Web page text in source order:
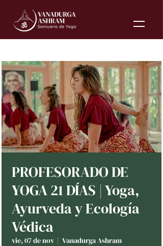
PROFESORADO DE
YOGA 21 DÍAS | Yoga,
Ayurveda y Ecología
Védica
vie, 07 de nov
  |
Vanadurga Ashram